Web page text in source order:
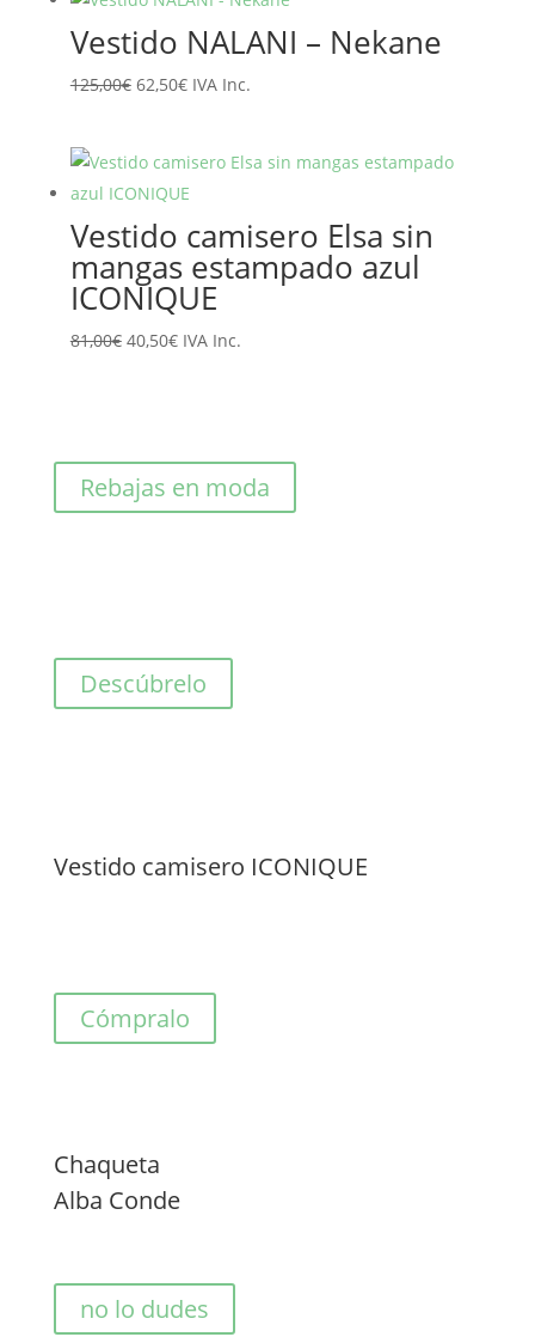
era:
89,10€.
es:
71,28€.
Vestido NALANI – Nekane
125,00€ El
era:
125,00€.
62,50€El
es:
62,50€.
IVA Inc.
Vestido camisero Elsa sin
mangas estampado azul
ICONIQUE
81,00€ El
81,00€.
40,50€El
40,50€.
IVA Inc.
Rebajas en moda
Descúbrelo
Vestido camisero ICONIQUE
Cómpralo
Chaqueta
Alba Conde
no lo dudes